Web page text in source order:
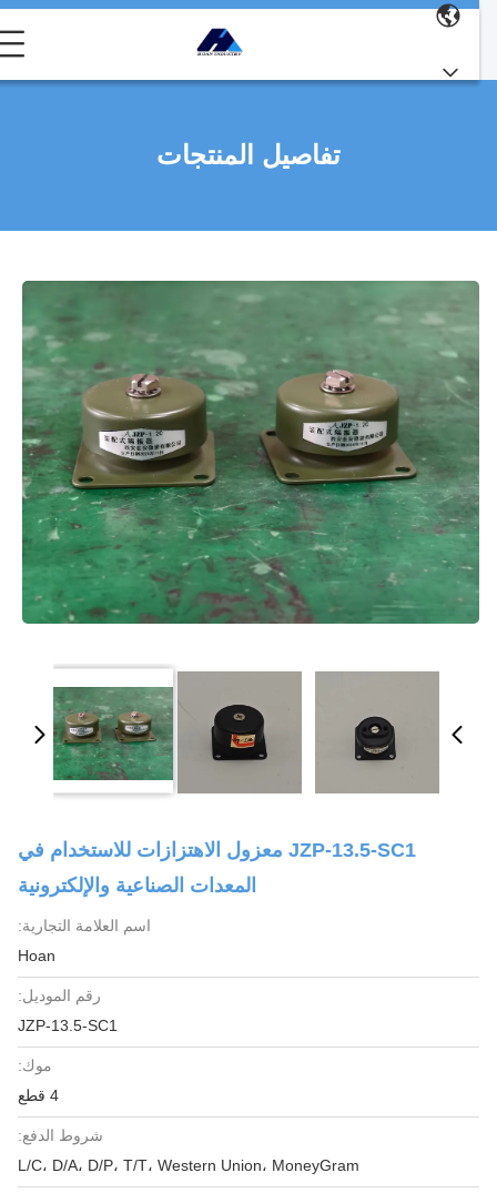
تفاصيل المنتجات
JZP-13.5-SC1 معزول الاهتزازات للاستخدام في
المعدات الصناعية والإلكترونية
اسم العلامة التجارية:
Hoan
رقم الموديل:
JZP-13.5-SC1
موك:
4 قطع
شروط الدفع:
L/C، D/A، D/P، T/T، Western Union، MoneyGram